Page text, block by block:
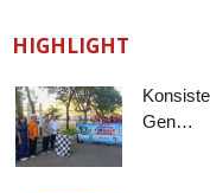
HIGHLIGHT
Gen…